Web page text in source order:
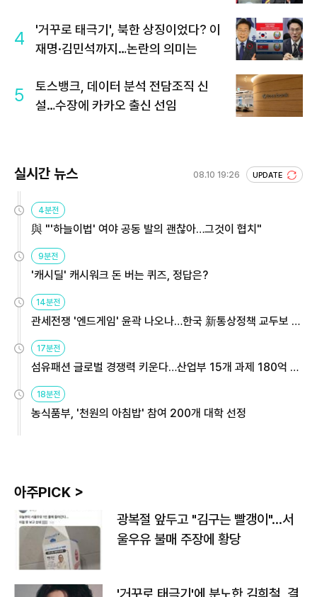
4
'거꾸로 태극기', 북한 상징이었다? 이
재명·김민석까지…논란의 의미는
5
토스뱅크, 데이터 분석 전담조직 신
설…수장에 카카오 출신 선임
실시간 뉴스 08.10 19:26 UPDATE
4분전
與 "'하늘이법' 여야 공동 발의 괜찮아…그것이 협치"
9분전
'캐시딜' 캐시워크 돈 버는 퀴즈, 정답은?
14분전
관세전쟁 '엔드게임' 윤곽 나오나…한국 新통상정책 교두보 활
17분전
섬유패션 글로벌 경쟁력 키운다…산업부 15개 과제 180억 지
18분전
농식품부, '천원의 아침밥' 참여 200개 대학 선정
아주PICK >
광복절 앞두고 "김구는 빨갱이"…서
울우유 불매 주장에 황당
'거꾸로 태극기'에 분노한 김희철, 결